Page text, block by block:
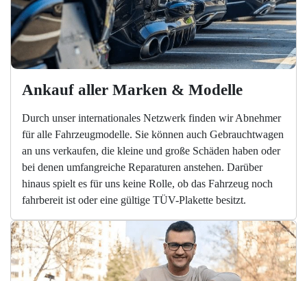
Ankauf aller Marken & Modelle
Durch unser internationales Netzwerk finden wir Abnehmer
für alle Fahrzeugmodelle. Sie können auch Gebrauchtwagen
an uns verkaufen, die kleine und große Schäden haben oder
bei denen umfangreiche Reparaturen anstehen. Darüber
hinaus spielt es für uns keine Rolle, ob das Fahrzeug noch
fahrbereit ist oder eine gültige TÜV-Plakette besitzt.